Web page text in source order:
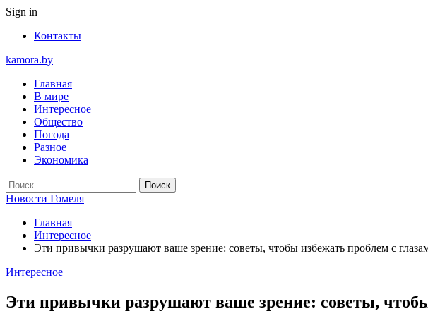
Sign in
Контакты
kamora.by
Главная
В мире
Интересное
Общество
Погода
Разное
Экономика
Новости Гомеля
Главная
Интересное
Эти привычки разрушают ваше зрение: советы, чтобы избежать проблем с
Интересное
Эти привычки разрушают ваше зрение: советы,